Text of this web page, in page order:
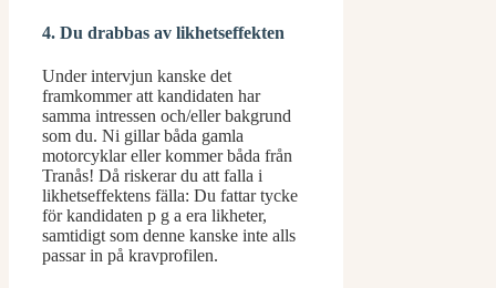
4. Du drabbas av likhetseffekten
Under intervjun kanske det
framkommer att kandidaten har
samma intressen och/eller bakgrund
som du. Ni gillar båda gamla
motorcyklar eller kommer båda från
Tranås! Då riskerar du att falla i
likhetseffektens fälla: Du fattar tycke
för kandidaten p g a era likheter,
samtidigt som denne kanske inte alls
passar in på kravprofilen.